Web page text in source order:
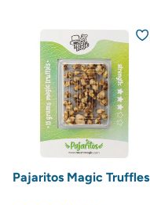
Pajaritos Magic Truffles